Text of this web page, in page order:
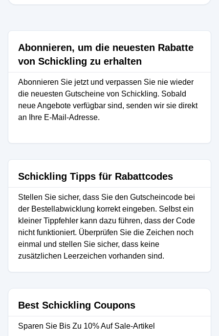
Abonnieren, um die neuesten Rabatte
von Schickling zu erhalten
Abonnieren Sie jetzt und verpassen Sie nie wieder
die neuesten Gutscheine von Schickling. Sobald
neue Angebote verfügbar sind, senden wir sie direkt
an Ihre E-Mail-Adresse.
Schickling Tipps für Rabattcodes
Stellen Sie sicher, dass Sie den Gutscheincode bei
der Bestellabwicklung korrekt eingeben. Selbst ein
kleiner Tippfehler kann dazu führen, dass der Code
nicht funktioniert. Überprüfen Sie die Zeichen noch
einmal und stellen Sie sicher, dass keine
zusätzlichen Leerzeichen vorhanden sind.
Best Schickling Coupons
Sparen Sie Bis Zu 10% Auf Sale-Artikel